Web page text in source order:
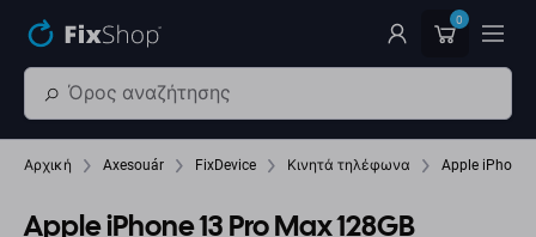
0
Αρχική Axesouár FixDevice Κινητά τηλέφωνα Apple iPhone
Apple iPhone 13 Pro Max 128GB